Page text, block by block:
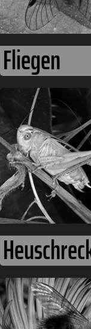
Hummeln
Käfer